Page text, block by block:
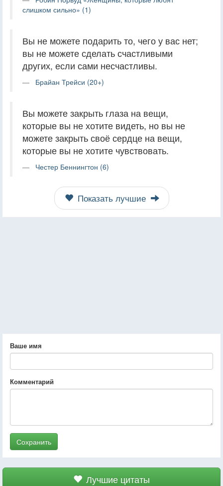
слишком сильно» (1)
Вы не можете подарить то, чего у вас нет;
вы не можете сделать счастливыми
других, если сами несчастливы.
Брайан Трейси (20+)
Вы можете закрыть глаза на вещи,
которые вы не хотите видеть, но вы не
можете закрыть своё сердце на вещи,
которые вы не хотите чувствовать.
Честер Беннингтон (6)
Показать лучшие
Ваше имя
Комментарий
Сохранить
Лучшие цитаты